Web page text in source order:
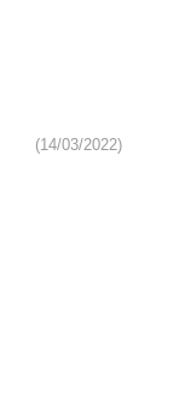
(14/03/2022)